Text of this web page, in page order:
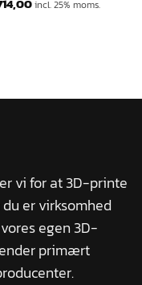
incl. 25% moms.
vi for at 3D-printe
er virksomhed
egen 3D-
primært